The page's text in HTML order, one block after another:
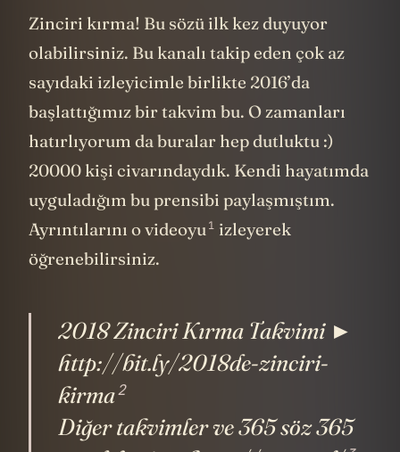
Zinciri kırma! Bu sözü ilk kez duyuyor
olabilirsiniz. Bu kanalı takip eden çok az
sayıdaki izleyicimle birlikte 2016’da
başlattığımız bir takvim bu. O zamanları
hatırlıyorum da buralar hep dutluktu :)
20000 kişi civarındaydık. Kendi hayatımda
uyguladığım bu prensibi paylaşmıştım.
Ayrıntılarını o videoyu1 izleyerek
öğrenebilirsiniz.
2018 Zinciri Kırma Takvimi ►
http://bit.ly/2018de-zinciri-
kirma2
Diğer takvimler ve 365 söz 365